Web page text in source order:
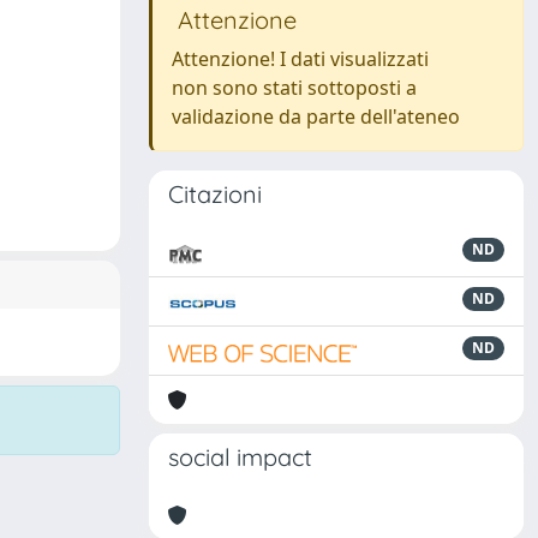
Attenzione
Attenzione! I dati visualizzati
non sono stati sottoposti a
validazione da parte dell'ateneo
Citazioni
ND
ND
ND
social impact